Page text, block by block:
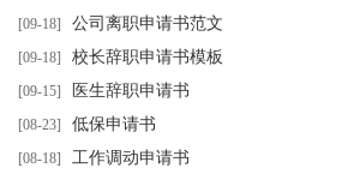
[09-18]
公司离职申请书范文
[09-18]
校长辞职申请书模板
[09-15]
医生辞职申请书
[08-23]
低保申请书
[08-18]
工作调动申请书